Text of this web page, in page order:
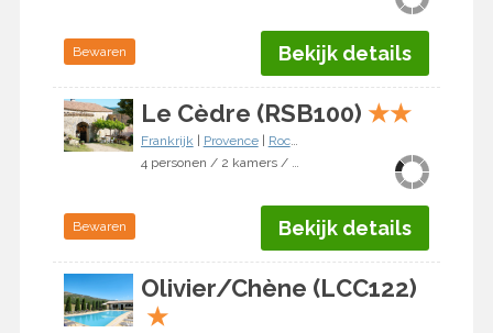
Bewaren Bekijk details
Le Cèdre (RSB100) ★★
Frankrijk Provence| Roche St Secret Béconne
4 personen / 2 kamers / 1 slaapkamer
Bewaren Bekijk details
Olivier/Chène (LCC122)
★